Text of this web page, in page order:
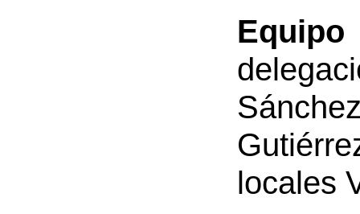
locales